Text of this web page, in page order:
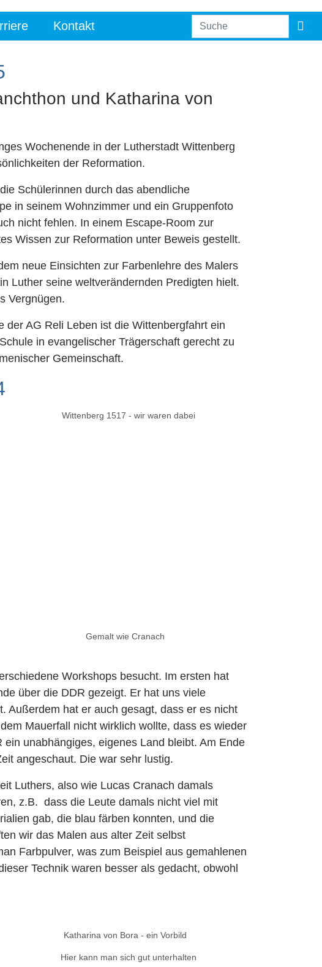
Kontakt
und Katharina von
Wochenende in der Lutherstadt Wittenberg
der Reformation.
Schülerinnen durch das abendliche
in seinem Wohnzimmer und ein Gruppenfoto
nicht fehlen. In einem Escape-Room zur
Wissen zur Reformation unter Beweis gestellt.
neue Einsichten zur Farbenlehre des Malers
Luther seine weltverändernden Predigten hielt.
Vergnügen.
AG Reli Leben ist die Wittenbergfahrt ein
in evangelischer Trägerschaft gerecht zu
Gemeinschaft.
Wittenberg 1517 - wir waren dabei
Gemalt wie Cranach
Workshops besucht. Im ersten hat
über die DDR gezeigt. Er hat uns viele
Außerdem hat er auch gesagt, dass er es nicht
Mauerfall nicht wirklich wollte, dass es wieder
unabhängiges, eigenes Land bleibt. Am Ende
angeschaut. Die war sehr lustig.
Luthers, also wie Lucas Cranach damals
z.B. dass die Leute damals nicht viel mit
gab, die blau färben konnten, und die
wir das Malen aus alter Zeit selbst
Farbpulver, was zum Beispiel aus gemahlenen
Technik waren besser als gedacht, obwohl
Katharina von Bora - ein Vorbild
Hier kann man sich gut unterhalten